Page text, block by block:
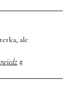
ale
#